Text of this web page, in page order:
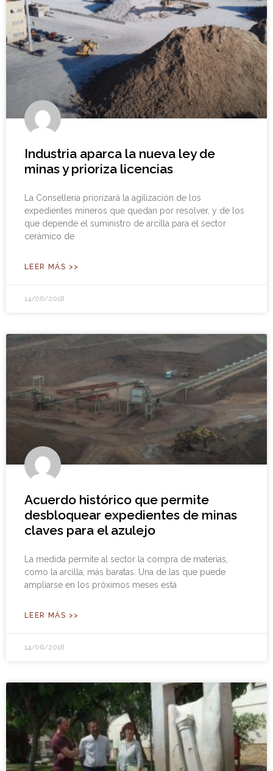
Industria aparca la nueva ley de
minas y prioriza licencias
La Conselleria priorizará la agilización de los
expedientes mineros que quedan por resolver, y de los
que depende el suministro de arcilla para el sector
cerámico de
LEER MÁS >>
14/06/2018
Acuerdo histórico que permite
desbloquear expedientes de minas
claves para el azulejo
La medida permite al sector la compra de materias,
como la arcilla, más baratas. Una de las que puede
ampliarse en los próximos meses está
LEER MÁS >>
14/06/2018